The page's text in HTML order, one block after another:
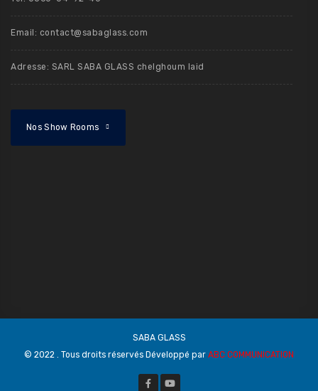
Email: contact@sabaglass.com
Adresse: SARL SABA GLASS chelghoum laid
Nos Show Rooms
SABA GLASS
© 2022 . Tous droits réservés Développé par ABC COMMUNICATION